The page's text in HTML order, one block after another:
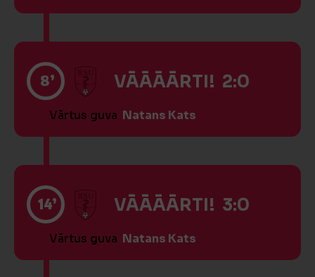
8’ VĀĀĀĀRTI! 2:0
Vārtus guva Natans Kats
14’ VĀĀĀĀRTI! 3:0
Vārtus guva Natans Kats